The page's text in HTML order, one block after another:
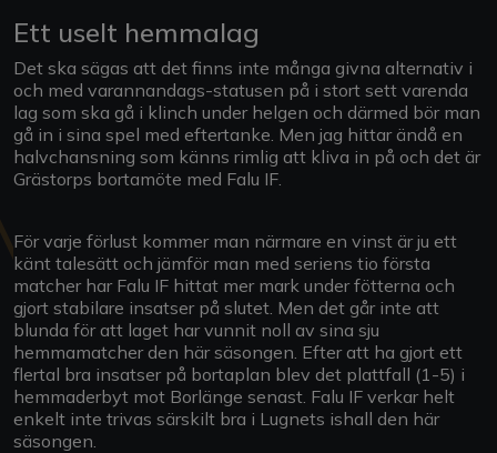
Ett uselt hemmalag
Det ska sägas att det finns inte många givna alternativ i
och med varannandags-statusen på i stort sett varenda
lag som ska gå i klinch under helgen och därmed bör man
gå in i sina spel med eftertanke. Men jag hittar ändå en
halvchansning som känns rimlig att kliva in på och det är
Grästorps bortamöte med Falu IF.
För varje förlust kommer man närmare en vinst är ju ett
känt talesätt och jämför man med seriens tio första
matcher har Falu IF hittat mer mark under fötterna och
gjort stabilare insatser på slutet. Men det går inte att
blunda för att laget har vunnit noll av sina sju
hemmamatcher den här säsongen. Efter att ha gjort ett
flertal bra insatser på bortaplan blev det plattfall (1-5) i
hemmaderbyt mot Borlänge senast. Falu IF verkar helt
enkelt inte trivas särskilt bra i Lugnets ishall den här
säsongen.